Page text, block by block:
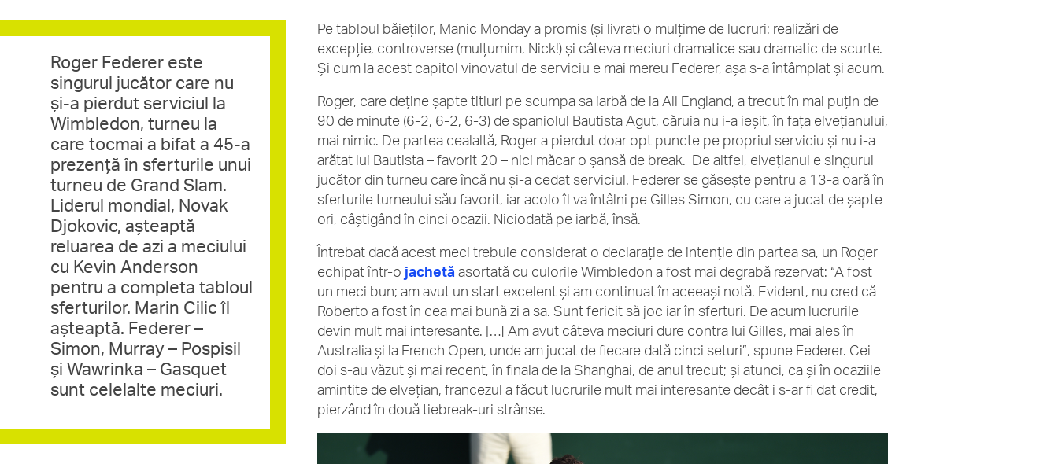
Roger Federer este
singurul jucător care nu
și-a pierdut serviciul la
Wimbledon, turneu la
care tocmai a bifat a 45-a
prezență în sferturile unui
turneu de Grand Slam.
Liderul mondial, Novak
Djokovic, așteaptă
reluarea de azi a meciului
cu Kevin Anderson
pentru a completa tabloul
sferturilor. Marin Cilic îl
așteaptă. Federer –
Simon, Murray – Pospisil
și Wawrinka – Gasquet
sunt celelalte meciuri.
Pe tabloul băieților, Manic Monday a promis (și livrat) o mulțime de lucruri: realizări de
excepție, controverse (mulțumim, Nick!) și câteva meciuri dramatice sau dramatic de scurte.
Și cum la acest capitol vinovatul de serviciu e mai mereu Federer, așa s-a întâmplat și acum.
Roger, care deține șapte titluri pe scumpa sa iarbă de la All England, a trecut în mai puțin de
90 de minute (6-2, 6-2, 6-3) de spaniolul Bautista Agut, căruia nu i-a ieșit, în fața elvețianului,
mai nimic. De partea cealaltă, Roger a pierdut doar opt puncte pe propriul serviciu și nu i-a
arătat lui Bautista – favorit 20 – nici măcar o șansă de break. De altfel, elvețianul e singurul
jucător din turneu care încă nu și-a cedat serviciul. Federer se găsește pentru a 13-a oară în
sferturile turneului său favorit, iar acolo îl va întâlni pe Gilles Simon, cu care a jucat de șapte
ori, câștigând în cinci ocazii. Niciodată pe iarbă, însă.
Întrebat dacă acest meci trebuie considerat o declarație de intenție din partea sa, un Roger
echipat într-o jachetă asortată cu culorile Wimbledon a fost mai degrabă rezervat: “A fost
un meci bun; am avut un start excelent și am continuat în aceeași notă. Evident, nu cred că
Roberto a fost în cea mai bună zi a sa. Sunt fericit să joc iar în sferturi. De acum lucrurile
devin mult mai interesante. […] Am avut câteva meciuri dure contra lui Gilles, mai ales în
Australia și la French Open, unde am jucat de fiecare dată cinci seturi”, spune Federer. Cei
doi s-au văzut și mai recent, în finala de la Shanghai, de anul trecut; și atunci, ca și în ocaziile
amintite de elvețian, francezul a făcut lucrurile mult mai interesante decât i s-ar fi dat credit,
pierzând în două tiebreak-uri strânse.